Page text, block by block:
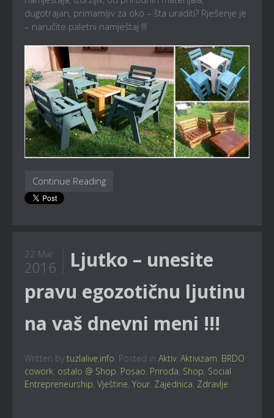
dugotrajan, primamljiv za oko – šta uraditi? Rješenje je
– naručite paletni namještaj !!!
Continue Reading
22 Mar
2016
Ljutko – unesite
pravu egozotičnu ljutinu
na vaš dnevni meni !!!
Written by tuzlalive.info. Posted in Aktiv, Aktivizam, BRDO
cowork, ostalo @ Shop, Posao, Priroda, Shop, Social
Entrepreneurship, Vještine, Your, Zajednica, Zdravlje